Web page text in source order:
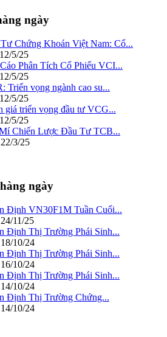
ngày
Chứng Khoán Việt Nam: Cổ...
12/5/25
Phân Tích Cổ Phiếu VCI...
12/5/25
Triển vọng ngành cao su...
12/5/25
giá triển vọng đầu tư VCG...
12/5/25
Chiến Lược Đầu Tư TCB...
22/3/25
ngày
Định VN30F1M Tuần Cuối...
24/11/25
Định Thị Trường Phái Sinh...
18/10/24
Định Thị Trường Phái Sinh...
16/10/24
Định Thị Trường Phái Sinh...
14/10/24
Định Thị Trường Chứng...
14/10/24